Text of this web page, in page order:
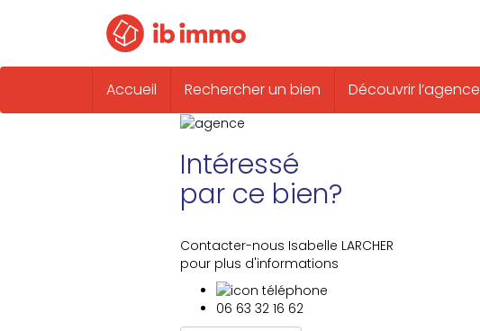
Accueil Rechercher un bien Découvrir l’agence
Intéressé
par ce bien?
Contacter-nous Isabelle LARCHER
pour plus d'informations
06 63 32 16 62